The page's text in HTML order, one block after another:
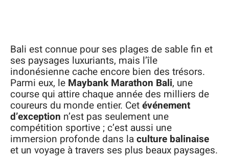
Bali est connue pour ses plages de sable fin et
ses paysages luxuriants, mais l’île
indonésienne cache encore bien des trésors.
Parmi eux, le Maybank Marathon Bali, une
course qui attire chaque année des milliers de
coureurs du monde entier. Cetévénement
d’exception n’est pas seulement une
compétition sportive ; c’est aussi une
immersion profonde dans laculture balinaise
et un voyage à travers ses plus beaux paysages.